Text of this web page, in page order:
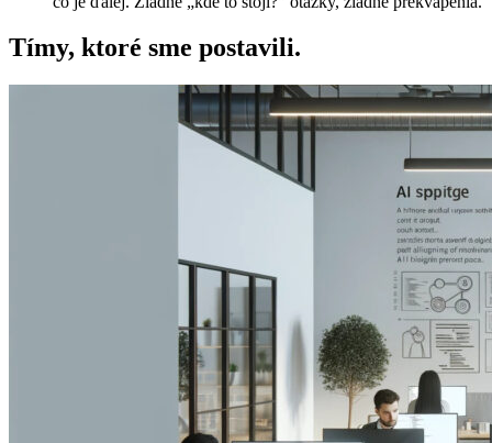
Tímy, ktoré sme postavili.